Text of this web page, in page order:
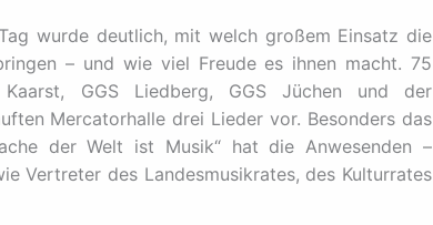
wurde deutlich, mit welch großem Einsatz die
– und wie viel Freude es ihnen macht. 75
GGS Liedberg, GGS Jüchen und der
Mercatorhalle drei Lieder vor. Besonders das
der Welt ist Musik“ hat die Anwesenden –
Vertreter des Landesmusikrates, des Kulturrates